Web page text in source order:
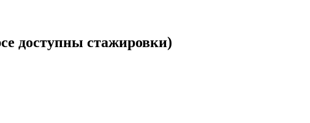
доступны стажировки)